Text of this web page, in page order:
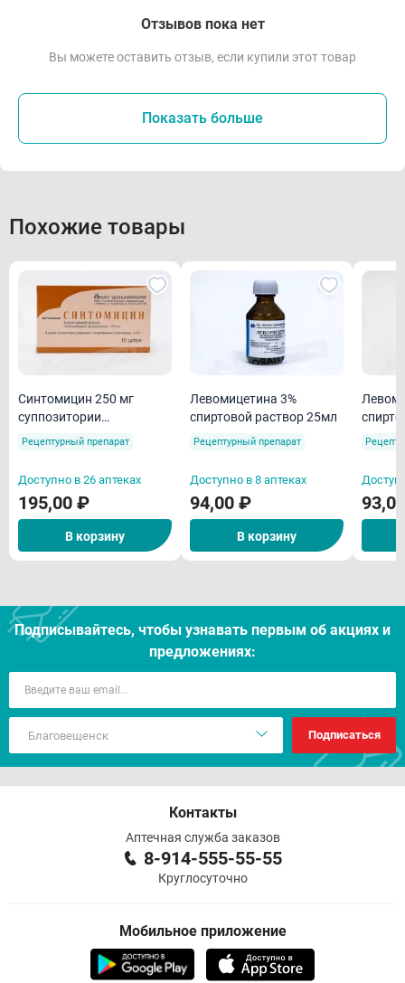
Отзывов пока нет
Вы можете оставить отзыв, если купили этот товар
Показать больше
Похожие товары
Синтомицин 250 мг
суппозитории
вагинальные N10
Рецептурный препарат
Доступно в 26 аптеках
195,00 ₽
В корзину
Левомицетина 3%
спиртовой раствор 25мл
Рецептурный препарат
Доступно в 8 аптеках
94,00 ₽
В корзину
Подписывайтесь, чтобы узнавать первым об акцияx и
предложениях:
Подписаться
Контакты
Аптечная служба заказов
8-914-555-55-55
Круглосуточно
Мобильное приложение